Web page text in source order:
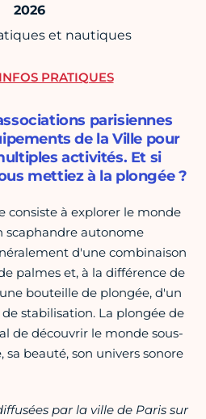
2026
et nautiques
parisiennes
de la Ville pour
activités. Et si
mettiez à la plongée ?
consiste à explorer le monde
scaphandre autonome
d'une combinaison
palmes et, à la différence de
bouteille de plongée, d'un
stabilisation. La plongée de
de découvrir le monde sous-
sa beauté, son univers sonore
par la ville de Paris sur
PRATIQUES